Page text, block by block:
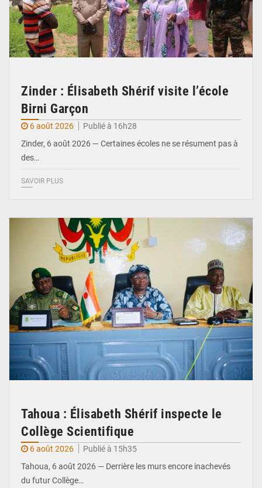
Zinder : Élisabeth Shérif visite l’école
Birni Garçon
6 août 2026
Publié à 16h28
Zinder, 6 août 2026 — Certaines écoles ne se résument pas à
des…
SAVOIR PLUS
Tahoua : Élisabeth Shérif inspecte le
Collège Scientifique
6 août 2026
Publié à 15h35
Tahoua, 6 août 2026 — Derrière les murs encore inachevés
du futur Collège…